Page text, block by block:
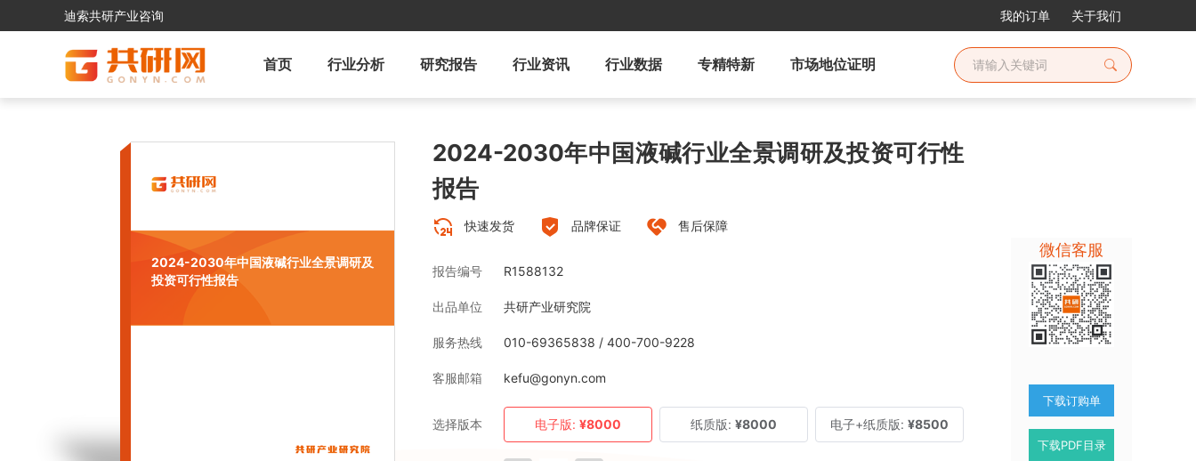
迪索共研产业咨询 我的订单 关于我们
首页 行业分析 研究报告 行业资讯 行业数据 专精特新 市场地位证明
2024-2030年中国液碱行业全景调研及
投资可行性报告
2024-2030年中国液碱行业全景调研及投资可行性
报告
快速发货 品牌保证 售后保障
报告编号 R1588132
出品单位 共研产业研究院
服务热线 010-69365838 / 400-700-9228
客服邮箱 kefu@gonyn.com
选择版本 电子版: ¥8000 纸质版: ¥8000 电子+纸质版: ¥8500
微信客服
下载订购单
下载PDF目录